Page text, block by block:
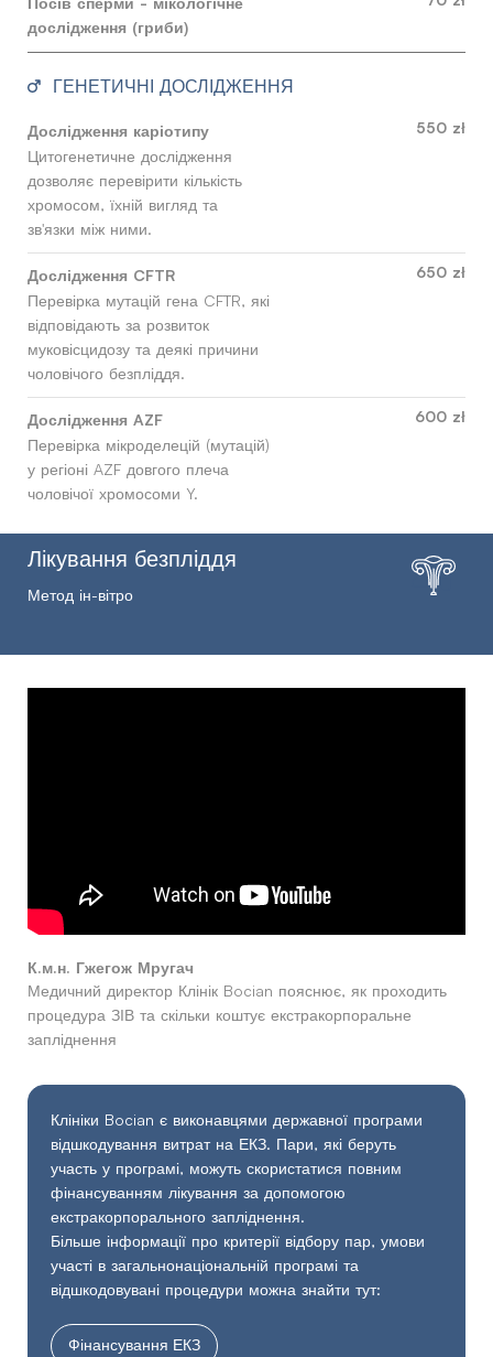
дослідження (гриби)
ГЕНЕТИЧНІ ДОСЛІДЖЕННЯ
Дослідження каріотипу
Цитогенетичне дослідження
дозволяє перевірити кількість
хромосом, їхній вигляд та
зв'язки між ними.
550 zł
Дослідження CFTR
Перевірка мутацій гена CFTR, які
відповідають за розвиток
муковісцидозу та деякі причини
чоловічого безпліддя.
650 zł
Дослідження AZF
Перевірка мікроделецій (мутацій)
у регіоні AZF довгого плеча
чоловічої хромосоми Y.
600 zł
Лікування безпліддя
Метод ін-вітро
К.м.н. Гжегож Мругач
Медичний директор Клінік Bocian пояснює, як проходить
процедура ЗІВ та скільки коштує екстракорпоральне
запліднення
Клініки Bocian є виконавцями державної програми
відшкодування витрат на ЕКЗ. Пари, які беруть
участь у програмі, можуть скористатися повним
фінансуванням лікування за допомогою
екстракорпорального запліднення.
Більше інформації про критерії відбору пар, умови
участі в загальнонаціональній програмі та
відшкодовувані процедури можна знайти тут:
Фінансування ЕКЗ